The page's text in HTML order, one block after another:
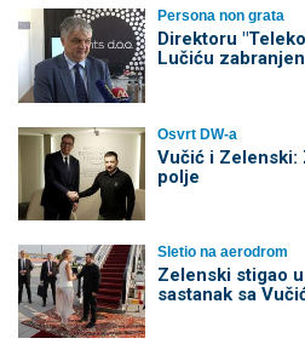
Persona non grata
Direktoru
Lučiću
Osvrt DW-a
Vučić i Zelenski:
polje
Sletio na aerodrom
Zelenski stigao
sastanak sa